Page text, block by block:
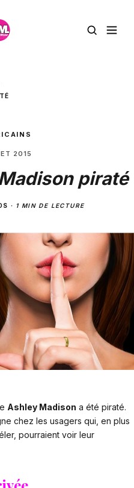
2015
piraté
· 1 MIN DE LECTURE
Ashley Madison a été piraté.
chez les usagers qui, en plus
pourraient voir leur